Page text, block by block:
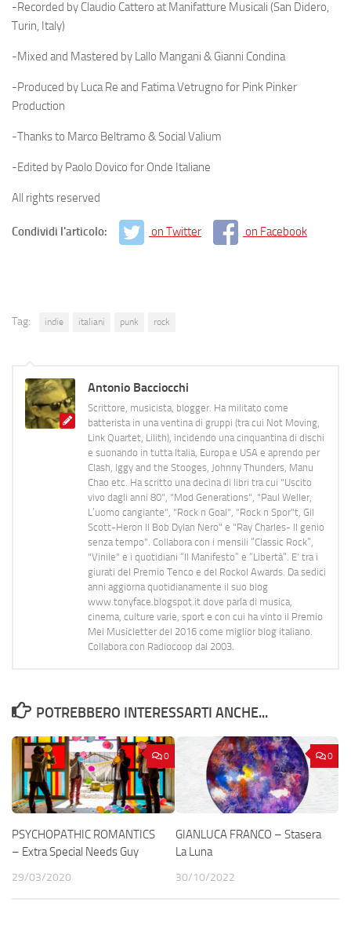
-Recorded by Claudio Cattero at Manifatture Musicali (San Didero,
Turin, Italy)
-Mixed and Mastered by Lallo Mangani & Gianni Condina
-Produced by Luca Re and Fatima Vetrugno for Pink Pinker
Production
-Thanks to Marco Beltramo & Social Valium
-Edited by Paolo Dovico for Onde Italiane
All rights reserved
Condividi l'articolo: on Twitter on Facebook
Tag: indie italiani punk rock
Antonio Bacciocchi
Scrittore, musicista, blogger. Ha militato come
batterista in una ventina di gruppi (tra cui Not Moving,
Link Quartet, Lilith), incidendo una cinquantina di dischi
e suonando in tutta Italia, Europa e USA e aprendo per
Clash, Iggy and the Stooges, Johnny Thunders, Manu
Chao etc. Ha scritto una decina di libri tra cui "Uscito
vivo dagli anni 80", "Mod Generations", "Paul Weller,
L’uomo cangiante", "Rock n Goal", "Rock n Spor"t, Gil
Scott-Heron Il Bob Dylan Nero" e "Ray Charles- Il genio
senza tempo". Collabora con i mensili “Classic Rock”,
"Vinile" e i quotidiani “Il Manifesto” e “Libertà”. E' tra i
giurati del Premio Tenco e del Rockol Awards. Da sedici
anni aggiorna quotidianamente il suo blog
www.tonyface.blogspot.it dove parla di musica,
cinema, culture varie, sport e con cui ha vinto il Premio
Mei Musicletter del 2016 come miglior blog italiano.
Collabora con Radiocoop dal 2003.
POTREBBERO INTERESSARTI ANCHE...
0
PSYCHOPATHIC ROMANTICS
– Extra Special Needs Guy
29/03/2020
0
GIANLUCA FRANCO – Stasera
La Luna
30/10/2022